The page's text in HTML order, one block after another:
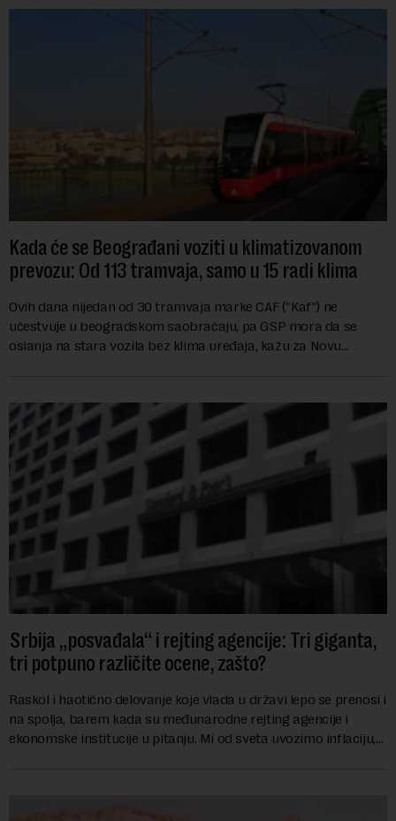
Kada će se Beograđani voziti u klimatizovanom
prevozu: Od 113 tramvaja, samo u 15 radi klima
Ovih dana nijedan od 30 tramvaja marke CAF ("Kaf") ne
učestvuje u beogradskom saobraćaju, pa GSP mora da se
oslanja na stara vozila bez klima uređaja, kažu za Novu
Srbija „posvađala“ i rejting agencije: Tri giganta,
tri potpuno različite ocene, zašto?
Raskol i haotično delovanje koje vlada u državi lepo se prenosi i
na spolja, barem kada su međunarodne rejting agencije i
ekonomske institucije u pitanju. Mi od sveta uvozimo inflaciju,